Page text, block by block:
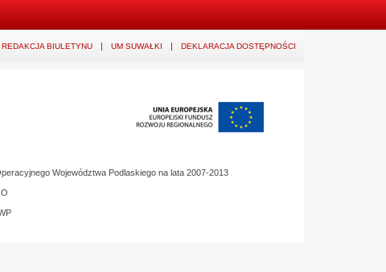
REDAKCJA BIULETYNU UM SUWAŁKI DEKLARACJA DOSTĘPNOŚCI
Województwa Podlaskiego na lata 2007-2013